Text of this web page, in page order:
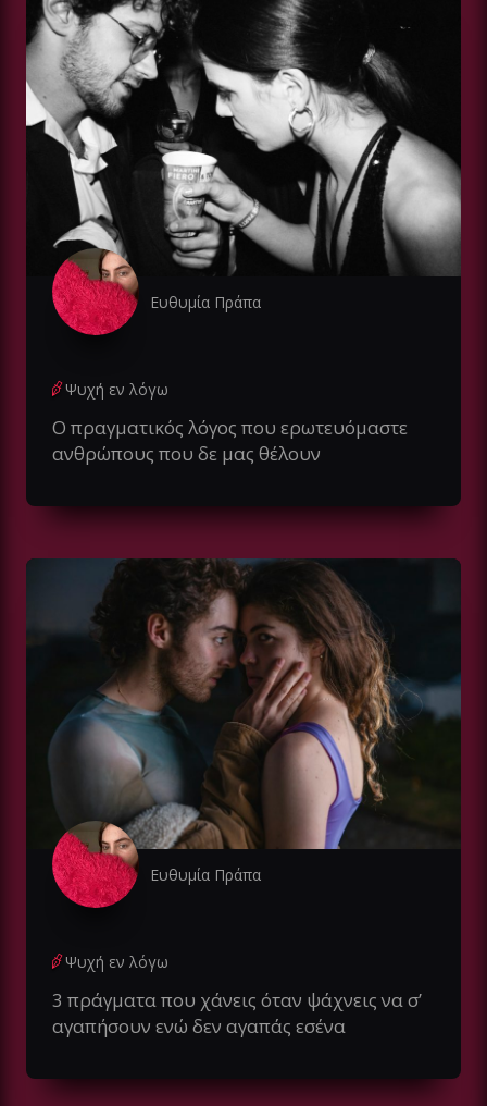
Ευθυμία Πράπα
Ψυχή εν λόγω
Ο πραγματικός λόγος που ερωτευόμαστε
ανθρώπους που δε μας θέλουν
Ευθυμία Πράπα
Ψυχή εν λόγω
3 πράγματα που χάνεις όταν ψάχνεις να σ’
αγαπήσουν ενώ δεν αγαπάς εσένα